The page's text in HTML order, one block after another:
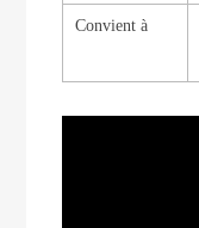
Convient à